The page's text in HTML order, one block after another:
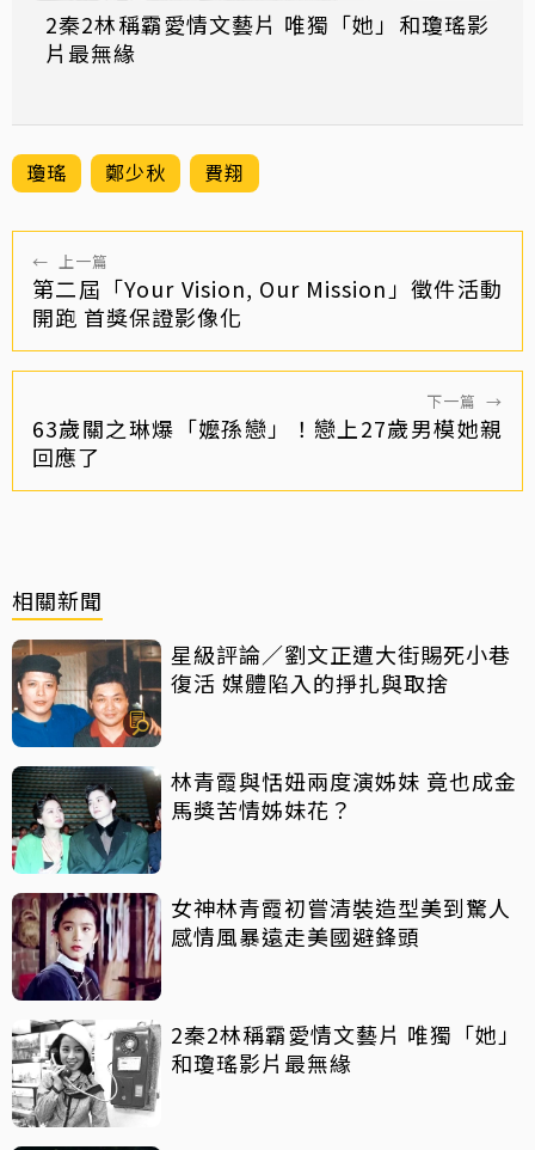
2秦2林稱霸愛情文藝片 唯獨「她」和瓊瑤影
片最無緣
瓊瑤 鄭少秋 費翔
← 上一篇
第二屆「Your Vision, Our Mission」徵件活動
開跑 首獎保證影像化
下一篇 →
63歲關之琳爆「嬤孫戀」！戀上27歲男模她親
回應了
相關新聞
星級評論／劉文正遭大街賜死小巷
復活 媒體陷入的掙扎與取捨
林青霞與恬妞兩度演姊妹 竟也成金
馬獎苦情姊妹花？
女神林青霞初嘗清裝造型美到驚人
感情風暴遠走美國避鋒頭
2秦2林稱霸愛情文藝片 唯獨「她」
和瓊瑤影片最無緣